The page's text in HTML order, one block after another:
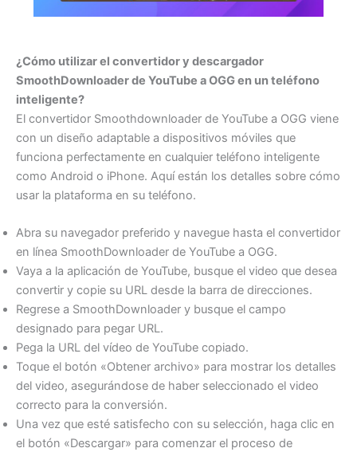
¿Cómo utilizar el convertidor y descargador
SmoothDownloader de YouTube a OGG en un teléfono
inteligente?
El convertidor Smoothdownloader de YouTube a OGG viene
con un diseño adaptable a dispositivos móviles que
funciona perfectamente en cualquier teléfono inteligente
como Android o iPhone. Aquí están los detalles sobre cómo
usar la plataforma en su teléfono.
Abra su navegador preferido y navegue hasta el convertidor
en línea SmoothDownloader de YouTube a OGG.
Vaya a la aplicación de YouTube, busque el video que desea
convertir y copie su URL desde la barra de direcciones.
Regrese a SmoothDownloader y busque el campo
designado para pegar URL.
Pega la URL del vídeo de YouTube copiado.
Toque el botón «Obtener archivo» para mostrar los detalles
del video, asegurándose de haber seleccionado el video
correcto para la conversión.
Una vez que esté satisfecho con su selección, haga clic en
el botón «Descargar» para comenzar el proceso de